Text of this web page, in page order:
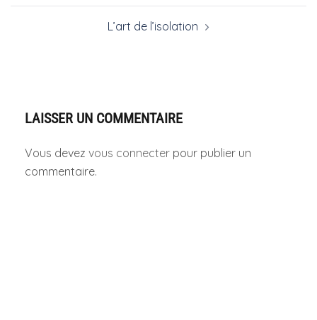
L’art de l’isolation
LAISSER UN COMMENTAIRE
Vous devez vous connecter pour publier un
commentaire.